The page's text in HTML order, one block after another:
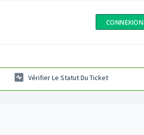
CONNEXION
Vérifier Le Statut Du Ticket